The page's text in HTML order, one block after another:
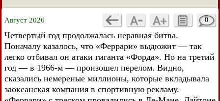
Август 2026 0
Четвертый год продолжалась неравная битва.
Поначалу казалось, что «Феррари» выдюжит — так
легко отбивал он атаки гиганта «Форда». Но на третий
год — в 1966-м — произошел перелом. Видно,
сказались немереные миллионы, которые вкладывала
заокеанская компания в спортивную рекламу.